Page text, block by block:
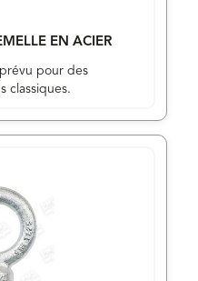
EN ACIER
pour des
classiques.